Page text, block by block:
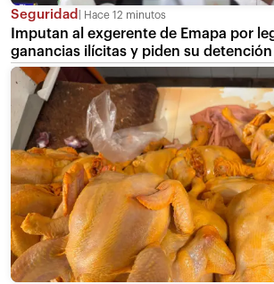
Seguridad Hace 12 minutos
Imputan al exgerente de Emapa por
ganancias ilícitas y piden su